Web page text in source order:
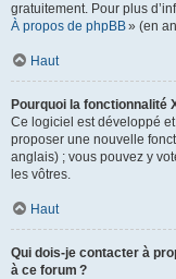
gratuitement. Pour plus
À propos de phpBB» (en
Haut
Pourquoi la fonctionnalité
Ce logiciel est développé
proposer une nouvelle
anglais) ; vous pouvez y
les vôtres.
Haut
Qui dois-je contacter à
à ce forum ?